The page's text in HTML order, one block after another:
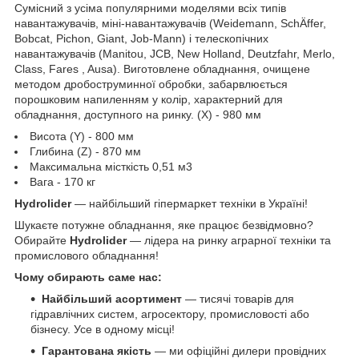
Сумісний з усіма популярними моделями всіх типів
навантажувачів, міні-навантажувачів (Weidemann, SchÄffer,
Bobcat, Pichon, Giant, Job-Mann) і телескопічних
навантажувачів (Manitou, JCB, New Holland, Deutzfahr, Merlo,
Class, Fares , Ausa). Виготовлене обладнання, очищене
методом дробоструминної обробки, забарвлюється
порошковим напиленням у колір, характерний для
обладнання, доступного на ринку. (X) - 980 мм
Висота (Y) - 800 мм
Глибина (Z) - 870 мм
Максимальна місткість 0,51 м3
Вага - 170 кг
Hydrolider— найбільший гіпермаркет техніки в Україні!
Шукаєте потужне обладнання, яке працює безвідмовно?
Обирайте Hydrolider— лідера на ринку аграрної техніки та
промислового обладнання!
Чому обирають саме нас:
Найбільший асортимент — тисячі товарів для
гідравлічних систем, агросектору, промисловості або
бізнесу. Усе в одному місці!
Гарантована якість — ми офіційні дилери провідних